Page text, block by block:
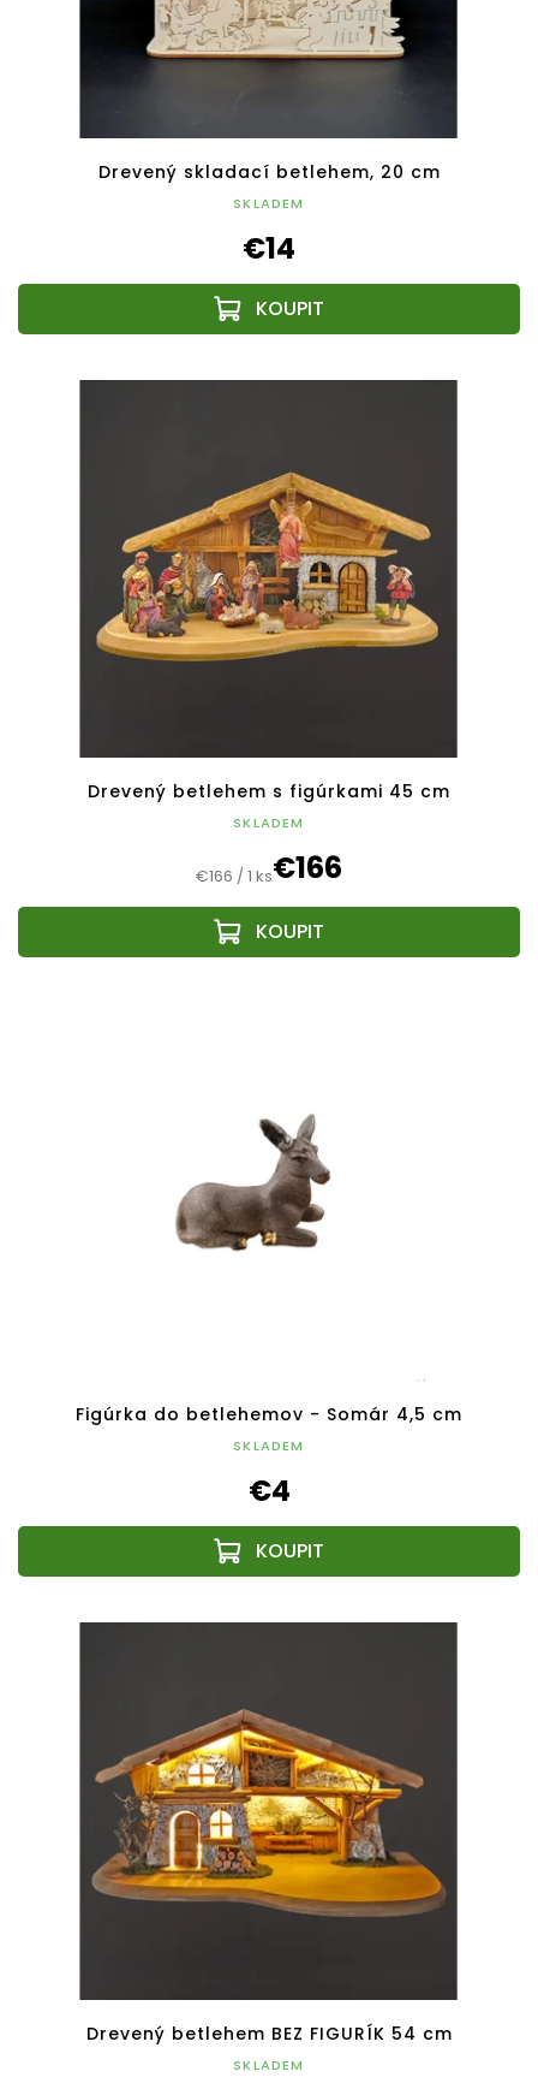
Drevený skladací betlehem, 20 cm
SKLADEM
€14
Drevený betlehem s figúrkami 45 cm
SKLADEM
€166
Jednotková
€166 / 1 ks
Figúrka do betlehemov - Somár 4,5 cm
SKLADEM
€4
Drevený betlehem BEZ FIGURÍK 54 cm
SKLADEM